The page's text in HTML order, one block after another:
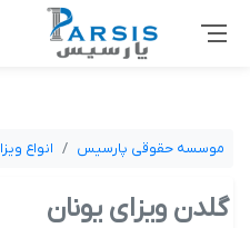
موسسه حقوقی پارسیس انواع ویزا
گلدن ویزای یونان